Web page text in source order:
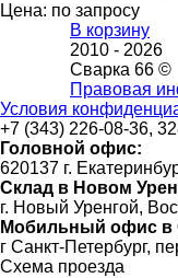
Цена: по запросу
В корзину
2010 - 2026
Сварка 66 ©
Правовая
Условия
+7 (343) 226-08-36,
Головной офис:
620137 г.
Склад в Новом
г. Новый Уренгой,
Мобильный офис в
г Санкт-Петербург,
Схема проезда